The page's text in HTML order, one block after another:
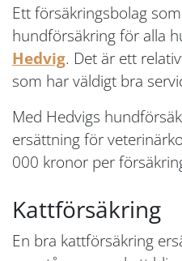
Ett försäkringsbolag
hundförsäkring för alla
Hedvig. Det är ett
som har väldigt bra
Med Hedvigs
ersättning för
000 kronor per
Kattförsäkring
En bra kattförsäkring